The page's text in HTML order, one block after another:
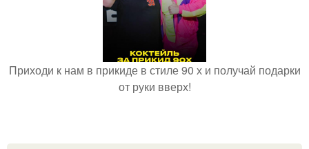
Приходи к нам в прикиде в стиле 90 х и получай подарки
от руки вверх!